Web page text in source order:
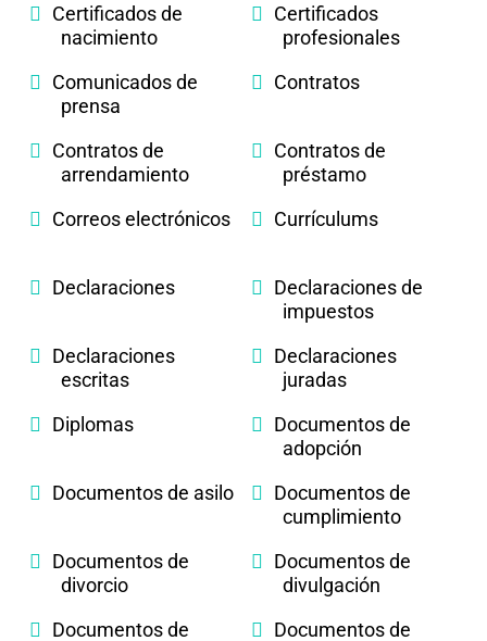
Certificados de
nacimiento
Certificados
profesionales
Comunicados de
prensa
Contratos
Contratos de
arrendamiento
Contratos de
préstamo
Correos electrónicos
Currículums
Declaraciones
Declaraciones de
impuestos
Declaraciones
escritas
Declaraciones
juradas
Diplomas
Documentos de
adopción
Documentos de asilo
Documentos de
cumplimiento
Documentos de
divorcio
Documentos de
divulgación
Documentos de
Documentos de